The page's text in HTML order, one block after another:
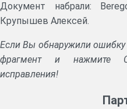
Документ набрали:
Крупышев Алексей.
Если Вы обнаружили ошибку
фрагмент и нажмите
исправления!